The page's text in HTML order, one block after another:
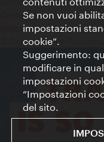
Contatto stampa
Impostazioni cookie
© Copyright WienTourismus
Se non vuoi
impostazioni
cookie”.
Suggerimento:
modificare in
impostazioni
“Impostazioni
del sito.